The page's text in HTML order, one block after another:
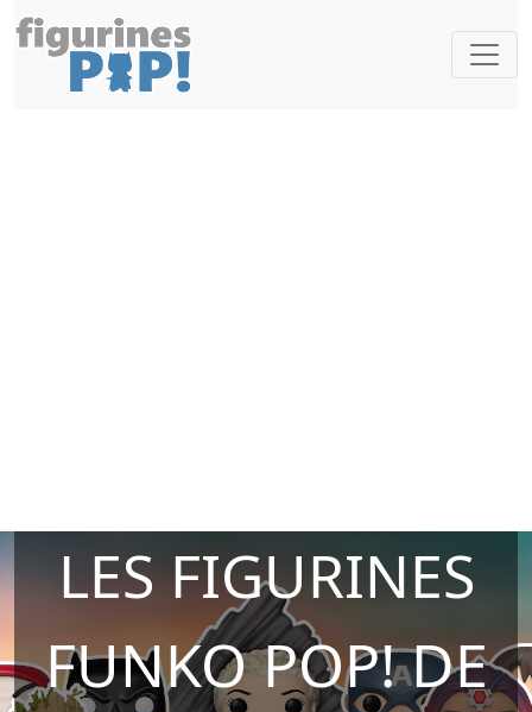
LES FIGURINES
FUNKO POP! DE